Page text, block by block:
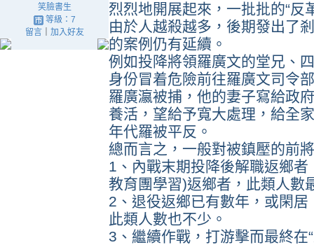
笑臉書生
等級：7
留言｜ 加入好友
烈烈地開展起來，一批批的“反
由於人越殺越多，後期發出了
的案例仍有延續。
例如投降將領羅廣文的堂兄、
身份冒着危險前往羅廣文司令
羅廣瀛被捕，他的妻子寫給政
養活，望給予寬大處理，給全
年代羅被平反。
總而言之，一般對被鎮壓的前
1、內戰末期投降後解職返鄉
教育團學習)返鄉者，此類人數
2、退役返鄉已有數年，或閑
此類人數也不少。
3、繼續作戰，打游擊而最終在